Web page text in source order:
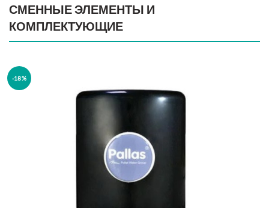
СМЕННЫЕ ЭЛЕМЕНТЫ И
КОМПЛЕКТУЮЩИЕ
-18%